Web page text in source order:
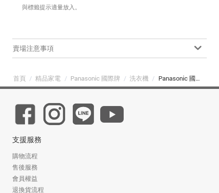
與標籤提示適量放入。
賣場注意事項
首頁 / 精品家電 / Panasonic 國際牌 / 洗衣機 / Panasonic 國際牌 NA-120EB-W 12公斤超強淨直立式洗衣機
支援服務
購物流程
售後服務
會員權益
退換貨流程